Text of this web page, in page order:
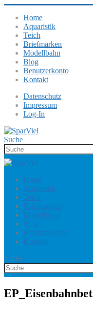
Home
Aquaristik
Teich
Briefmarken
Modellbahn
Blog
Benutzerkonto
Kontakt
Datenschutz
Impressum
Log-In
Suche
Home
Aquaristik
Teich
Briefmarken
Modellbahn
Blog
Benutzerkonto
Kontakt
Suche